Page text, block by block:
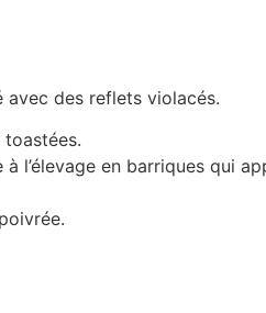
avec des reflets violacés.
l’élevage en barriques qui